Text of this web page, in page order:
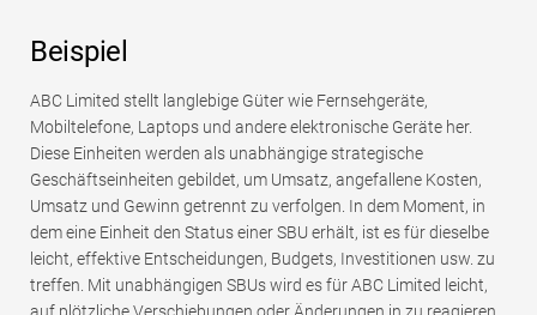
Beispiel
ABC Limited stellt langlebige Güter wie Fernsehgeräte,
Mobiltelefone, Laptops und andere elektronische Geräte her.
Diese Einheiten werden als unabhängige strategische
Geschäftseinheiten gebildet, um Umsatz, angefallene Kosten,
Umsatz und Gewinn getrennt zu verfolgen. In dem Moment, in
dem eine Einheit den Status einer SBU erhält, ist es für dieselbe
leicht, effektive Entscheidungen, Budgets, Investitionen usw. zu
treffen. Mit unabhängigen SBUs wird es für ABC Limited leicht,